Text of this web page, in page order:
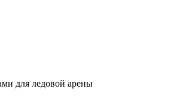
для ледовой арены